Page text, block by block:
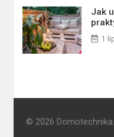
Jak
1
© 2026